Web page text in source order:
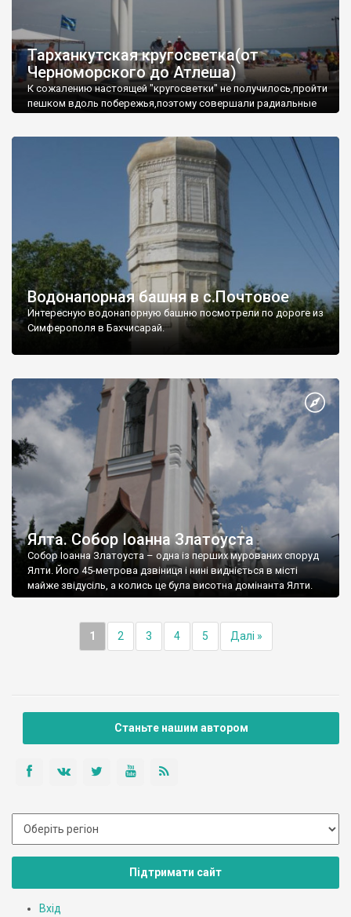
Тарханкутская кругосветка(от
Черноморского до Атлеша)
К сожалению настоящей "кругосветки" не получилось,пройти
пешком вдоль побережья,поэтому совершали радиальные
Водонапорная башня в с.Почтовое
Интересную водонапорную башню посмотрели по дороге из
Симферополя в Бахчисарай.
Ялта. Собор Іоанна Златоуста
Собор Іоанна Златоуста – одна із перших мурованих споруд
Ялти. Його 45-метрова дзвіниця і нині видніється в місті
майже звідусіль, а колись це була висотна домінанта Ялти.
1 2 3 4 5 Далі »
Станьте нашим автором
Підтримати сайт
Вхід